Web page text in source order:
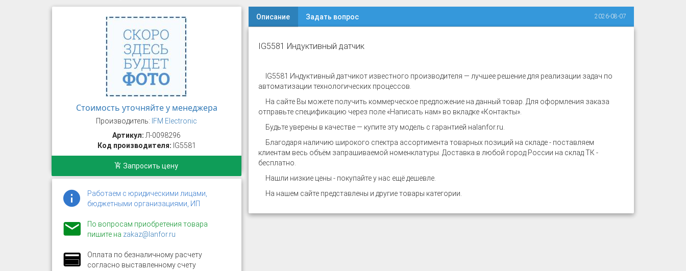
Стоимость уточняйте у менеджера
Производитель: IFM Electronic
Артикул: Л-0098296
Код производителя: IG5581
Запросить цену
Работаем с юридическими лицами,
бюджетными организациями, ИП
По вопросам приобретения товара
пишите на zakaz@lanfor.ru
Оплата по безналичному расчету
согласно выставленному счету
Описание Задать вопрос 2026-08-07
IG5581 Индуктивный датчик
IG5581 Индуктивный датчикот известного производителя — лучшее решение для реализации задач по
автоматизации технологических процессов.
На сайте Вы можете получить коммерческое предложение на данный товар. Для оформления заказа
отправьте спецификацию через поле «Написать нам» во вкладке «Контакты».
Будьте уверены в качестве — купите эту модель с гарантией на lanfor.ru
Благодаря наличию широкого спектра ассортимента товарных позиций на складе - поставляем
клиентам весь объём запрашиваемой номенклатуры. Доставка в любой город России на склад ТК -
бесплатно.
Нашли низкие цены - покупайте у нас ещё дешевле.
На нашем сайте представлены и другие товары категории